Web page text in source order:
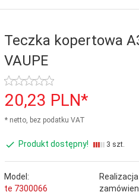
Teczka kopertowa
VAUPE
20,23 PLN*
* netto, bez podatku VAT
Produkt dostępny! 3 szt.
Model:
te 7300066
Realizacja